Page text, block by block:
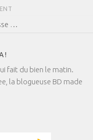
…
!
fait du bien le matin.
la blogueuse BD made